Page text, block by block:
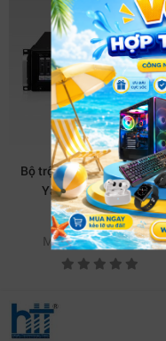
Bộ trộn âm kỹ thuật số
Yamaha TF-Rack //E
Liên hệ
MSP: TT-TF-RACK//E